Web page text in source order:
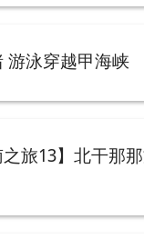
游泳穿越甲海峡
之旅13】北干那